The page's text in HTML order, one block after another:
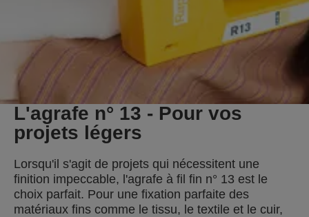
L'agrafe n° 13 - Pour vos
projets légers
Lorsqu'il s'agit de projets qui nécessitent une
finition impeccable, l'agrafe à fil fin n° 13 est le
choix parfait. Pour une fixation parfaite des
matériaux fins comme le tissu, le textile et le cuir,